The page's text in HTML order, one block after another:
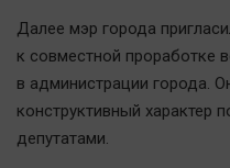
Курилка
Мнения
Спорт
Технологии
Далее мэр города
к совместной проработке
в администрации города.
конструктивный характер
депутатами.